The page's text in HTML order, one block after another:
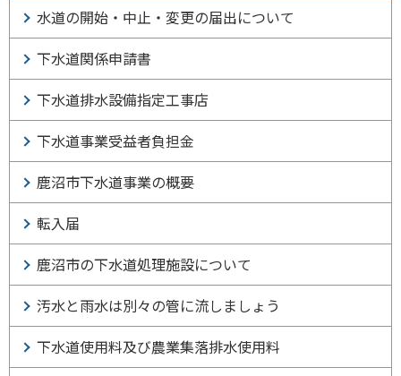
水道の開始・中止・変更の届出について
下水道関係申請書
下水道排水設備指定工事店
下水道事業受益者負担金
鹿沼市下水道事業の概要
転入届
鹿沼市の下水道処理施設について
汚水と雨水は別々の管に流しましょう
下水道使用料及び農業集落排水使用料